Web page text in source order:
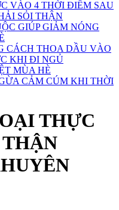
VÀO 4 THỜI ĐIỂM SAU
SỎI THẬN
GIÚP GIẢM NÓNG
CÁCH THOA DẦU VÀO
KHI ĐI NGỦ
MÙA HÈ
CẢM CÚM KHI THỜI
THỰC